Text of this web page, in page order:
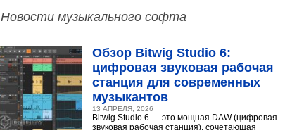
Новости музыкального софта
Обзор Bitwig Studio 6:
цифровая звуковая рабочая
станция для современных
музыкантов
13 АПРЕЛЯ, 2026
Bitwig Studio 6 — это мощная DAW (цифровая
звуковая рабочая станция), сочетающая